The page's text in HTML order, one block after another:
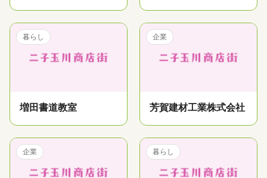
暮らし
増田書道教室
企業
芳賀建材工業株式会社
企業 暮らし